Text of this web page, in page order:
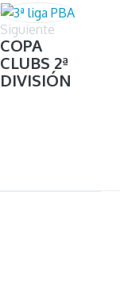
Siguiente
COPA
CLUBS 2ª
DIVISIÓN